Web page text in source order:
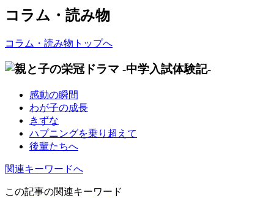
コラム・読み物
コラム・読み物トップへ
感動の瞬間
わが子の成長
きずな
ハプニングを乗り超えて
後輩たちへ
関連キーワードへ
この記事の関連キーワード